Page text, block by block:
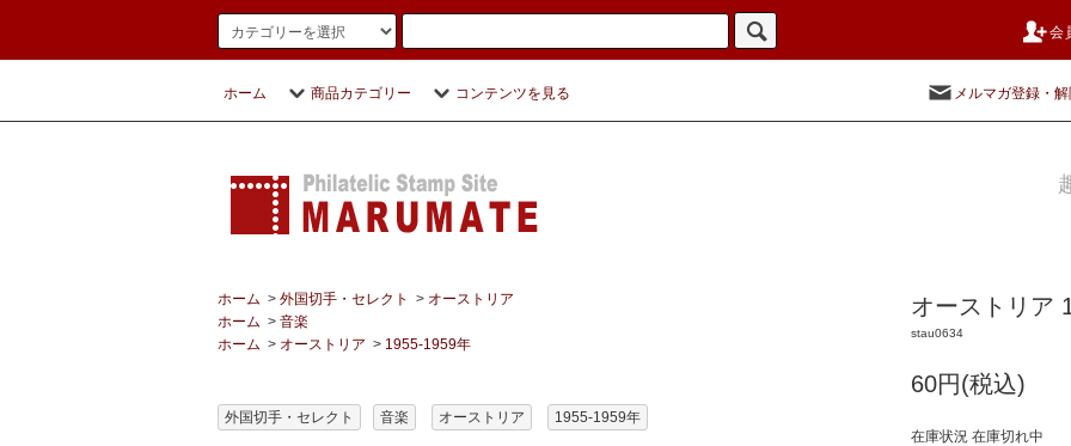
会
ホーム 商品カテゴリー コンテンツを見る メルマガ登録・
ホーム > 外国切手・セレクト > オーストリア
ホーム > 音楽
ホーム > オーストリア > 1955-1959年
外国切手・セレクト 音楽 オーストリア 1955-1959年
オーストリア
stau0634
60円(税込)
在庫状況 在庫切れ中